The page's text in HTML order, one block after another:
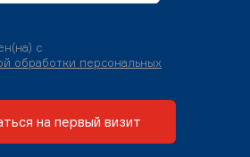
с
обработки персональных
на первый визит